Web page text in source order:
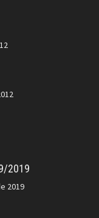
2019
2019